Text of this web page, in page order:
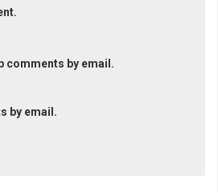
comments by email.
by email.